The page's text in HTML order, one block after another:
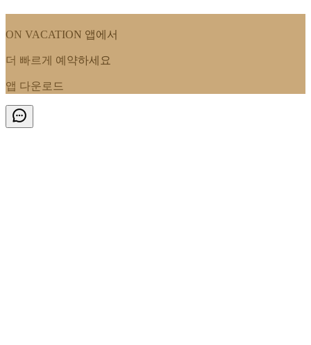
ON VACATION 앱에서
더 빠르게 예약하세요
앱 다운로드